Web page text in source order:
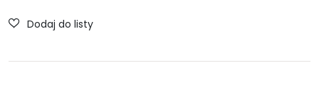
Ślubu.
w